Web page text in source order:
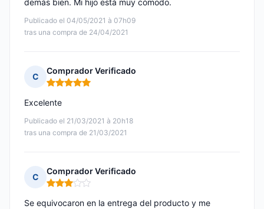
Publicado el 04/05/2021 à 07h09
tras una compra de 24/04/2021
demás bien. Mi hijo está muy cómodo.
C
Comprador Verificado
Nota: 5 de 5
Publicado el 21/03/2021 à 20h18
tras una compra de 21/03/2021
Excelente
C
Comprador Verificado
Nota: 3 de 5
Se equivocaron en la entrega del producto y me